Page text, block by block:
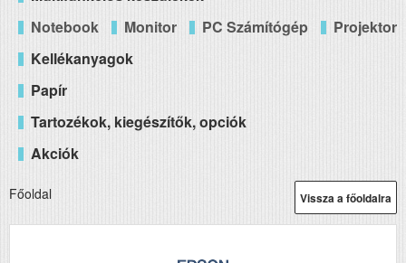
Notebook
Monitor PC Számítógép
Projektor
Kellékanyagok
Papír
Tartozékok, kiegészítők, opciók
Akciók
Vissza a főoldalra
Főoldal